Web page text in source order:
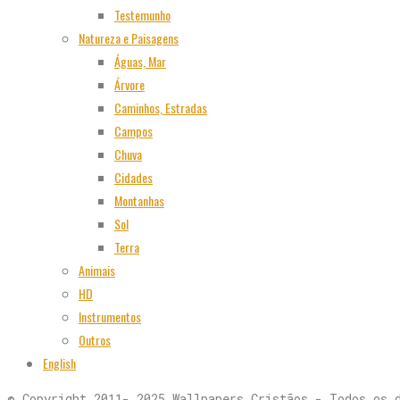
Testemunho
Natureza e Paisagens
Águas, Mar
Árvore
Caminhos, Estradas
Campos
Chuva
Cidades
Montanhas
Sol
Terra
Animais
HD
Instrumentos
Outros
English